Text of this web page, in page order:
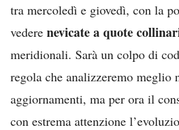
tra mercoledì e giovedì, con la
vedere nevicate a quote
meridionali. Sarà un colpo di
regola che analizzeremo meglio
aggiornamenti, ma per ora il
con estrema attenzione